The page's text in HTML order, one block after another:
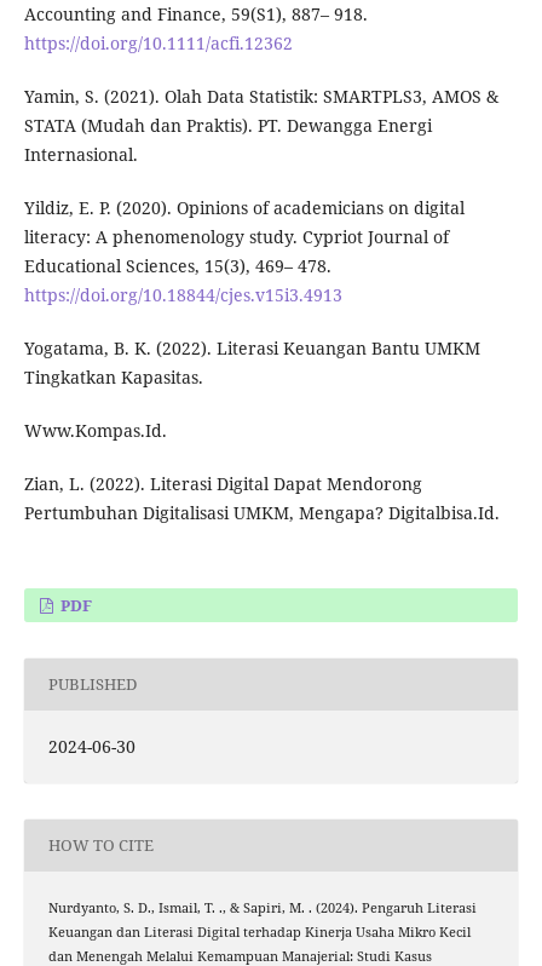
Accounting and Finance, 59(S1), 887– 918.
https://doi.org/10.1111/acfi.12362
Yamin, S. (2021). Olah Data Statistik: SMARTPLS3, AMOS &
STATA (Mudah dan Praktis). PT. Dewangga Energi
Internasional.
Yildiz, E. P. (2020). Opinions of academicians on digital
literacy: A phenomenology study. Cypriot Journal of
Educational Sciences, 15(3), 469– 478.
https://doi.org/10.18844/cjes.v15i3.4913
Yogatama, B. K. (2022). Literasi Keuangan Bantu UMKM
Tingkatkan Kapasitas.
Www.Kompas.Id.
Zian, L. (2022). Literasi Digital Dapat Mendorong
Pertumbuhan Digitalisasi UMKM, Mengapa? Digitalbisa.Id.
PDF
PUBLISHED
2024-06-30
HOW TO CITE
Nurdyanto, S. D., Ismail, T. ., & Sapiri, M. . (2024). Pengaruh Literasi
Keuangan dan Literasi Digital terhadap Kinerja Usaha Mikro Kecil
dan Menengah Melalui Kemampuan Manajerial: Studi Kasus